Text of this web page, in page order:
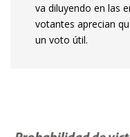
va diluyendo en las
votantes aprecian
un voto útil.